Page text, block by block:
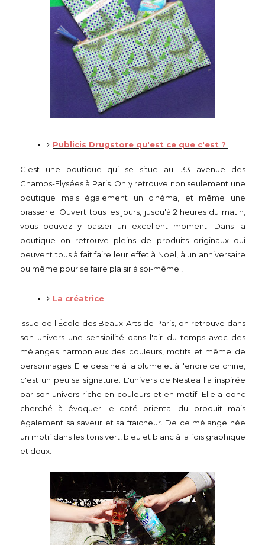
Publicis Drugstore qu'est ce que c'est ?
C'est une boutique qui se situe au 133 avenue des
Champs-Elysées à Paris. On y retrouve non seulement une
boutique mais également un cinéma, et même une
brasserie. Ouvert tous les jours, jusqu'à 2 heures du matin,
vous pouvez y passer un excellent moment. Dans la
boutique on retrouve pleins de produits originaux qui
peuvent tous à fait faire leur effet à Noel, à un anniversaire
ou même pour se faire plaisir à soi-même !
La créatrice
Issue de l'École des Beaux-Arts de Paris, on retrouve dans
son univers une sensibilité dans l'air du temps avec des
mélanges harmonieux des couleurs, motifs et même de
personnages. Elle dessine à la plume et à l'encre de chine,
c'est un peu sa signature. L'univers de Nestea l'a inspirée
par son univers riche en couleurs et en motif. Elle a donc
cherché à évoquer le coté oriental du produit mais
également sa saveur et sa fraicheur. De ce mélange née
un motif dans les tons vert, bleu et blanc à la fois graphique
et doux.